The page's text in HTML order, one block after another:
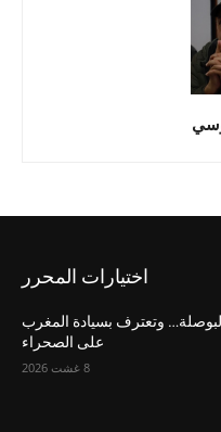
اختيارات المحرر
البوصلة… وتعترف بسيادة المغرب
على الصحراء
8 غشت 2026